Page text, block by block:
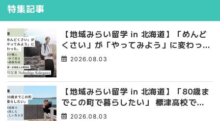
特集記事
【地域みらい留学 in 北海道】「めんど
くさい」が「やってみよう」に変わっ
た。 十勝の風に吹かれて走る、僕の泥
2026.08.03
【地域みらい留学 in 北海道】「80歳ま
でこの町で暮らしたい」 標津高校で踏
み出した、私らしい生き方
2026.08.03